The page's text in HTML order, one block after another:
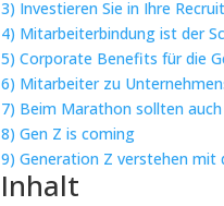
3) Investieren Sie in Ihre
4) Mitarbeiterbindung ist der
5) Corporate Benefits für die
6) Mitarbeiter zu
7) Beim Marathon sollten
8) Gen Z is coming
9) Generation Z verstehen mit
Inhalt